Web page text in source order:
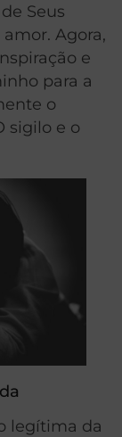
Seus
Agora,
e
para a
o
sigilo e o
legítima da